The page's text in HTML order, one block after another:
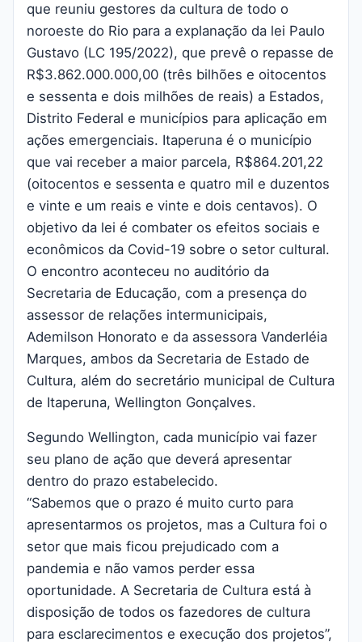
que reuniu gestores da cultura de todo o
noroeste do Rio para a explanação da lei Paulo
Gustavo (LC 195/2022), que prevê o repasse de
R$3.862.000.000,00 (três bilhões e oitocentos
e sessenta e dois milhões de reais) a Estados,
Distrito Federal e municípios para aplicação em
ações emergenciais. Itaperuna é o município
que vai receber a maior parcela, R$864.201,22
(oitocentos e sessenta e quatro mil e duzentos
e vinte e um reais e vinte e dois centavos). O
objetivo da lei é combater os efeitos sociais e
econômicos da Covid-19 sobre o setor cultural.
O encontro aconteceu no auditório da
Secretaria de Educação, com a presença do
assessor de relações intermunicipais,
Ademilson Honorato e da assessora Vanderléia
Marques, ambos da Secretaria de Estado de
Cultura, além do secretário municipal de Cultura
de Itaperuna, Wellington Gonçalves.
Segundo Wellington, cada município vai fazer
seu plano de ação que deverá apresentar
dentro do prazo estabelecido.
“Sabemos que o prazo é muito curto para
apresentarmos os projetos, mas a Cultura foi o
setor que mais ficou prejudicado com a
pandemia e não vamos perder essa
oportunidade. A Secretaria de Cultura está à
disposição de todos os fazedores de cultura
para esclarecimentos e execução dos projetos”,